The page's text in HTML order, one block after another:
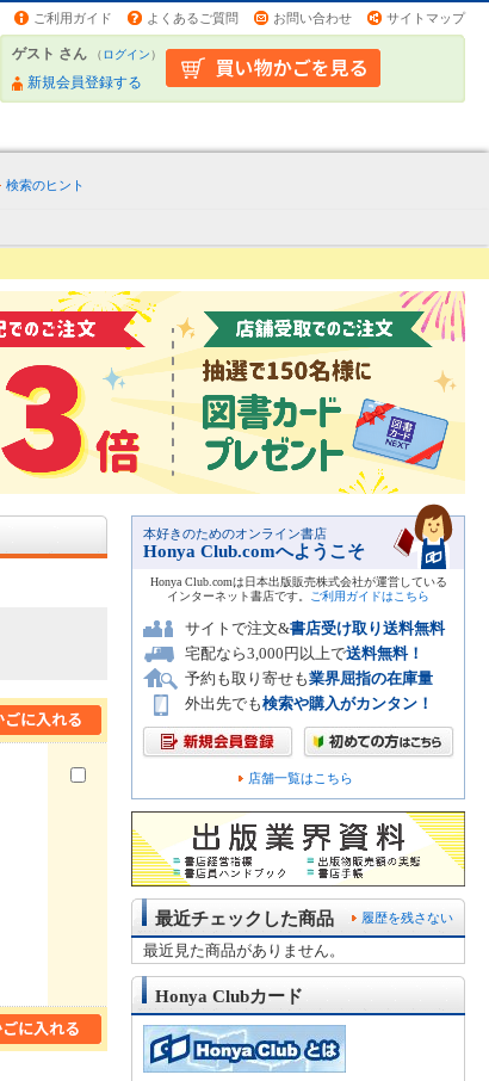
ご利用ガイド よくあるご質問 お問い合わせ サイトマップ
ゲスト さん （ログイン）
新規会員登録する
検索のヒント
本好きのためのオンライン書店
Honya Club.comへようこそ
Honya Club.comは日本出版販売株式会社が運営している
インターネット書店です。
ご利用ガイドはこちら
サイトで注文&書店受け取り送料無料
宅配なら3,000円以上で送料無料！
予約も取り寄せも業界屈指の在庫量
外出先でも検索や購入がカンタン！
店舗一覧はこちら
履歴を残さない
最近チェックした商品
最近見た商品がありません。
Honya Clubカード